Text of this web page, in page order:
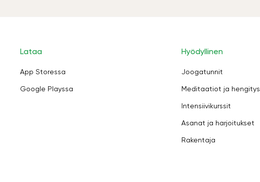
Lataa
App Storessa
Google Playssa
Hyödyllinen
Joogatunnit
Meditaatiot ja hengitys
Intensiivikurssit
Asanat ja harjoitukset
Rakentaja